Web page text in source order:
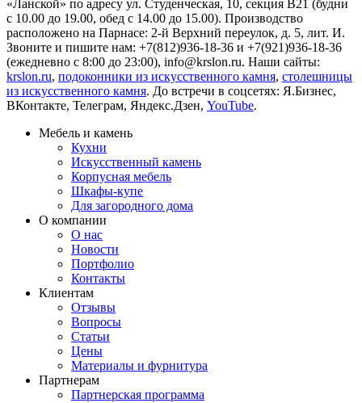
«Ланской» по адресу ул. Студенческая, 10, секция В21 (будни
с 10.00 до 19.00, обед с 14.00 до 15.00). Производство
расположено на Парнасе: 2-й Верхний переулок, д. 5, лит. И.
Звоните и пишите нам: +7(812)936-18-36 и +7(921)936-18-36
(ежедневно с 8:00 до 23:00), info@krslon.ru. Наши сайты:
krslon.ru, подоконники из искусственного камня, столешницы
из искусственного камня. До встречи в соцсетях: Я.Бизнес,
ВКонтакте, Телеграм, Яндекс.Дзен, YouTube.
Мебель и камень
Кухни
Искусственный камень
Корпусная мебель
Шкафы-купе
Для загородного дома
О компании
О нас
Новости
Портфолио
Контакты
Клиентам
Отзывы
Вопросы
Статьи
Цены
Материалы и фурнитура
Партнерам
Партнерская программа